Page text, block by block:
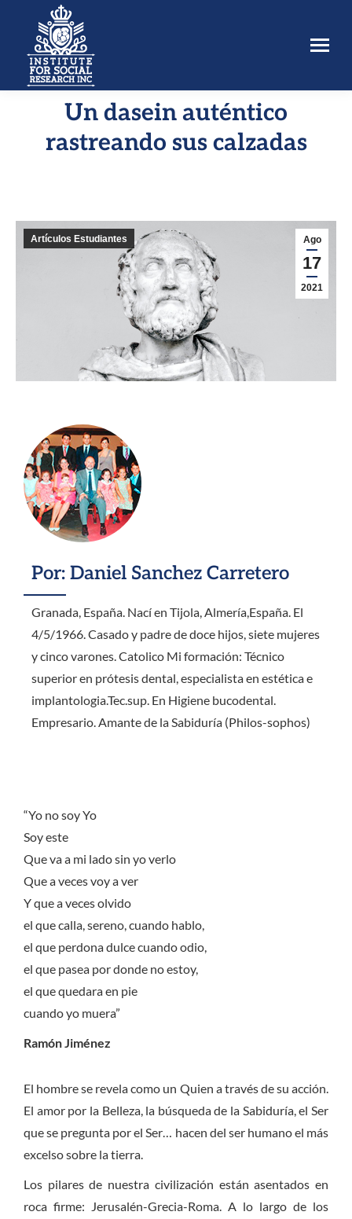
Un dasein auténtico
rastreando sus calzadas
Ago
17
2021
Artículos Estudiantes
Por: Daniel Sanchez Carretero
Granada, España. Nací en Tijola, Almería,España. El
4/5/1966. Casado y padre de doce hijos, siete mujeres
y cinco varones. Catolico Mi formación: Técnico
superior en prótesis dental, especialista en estética e
implantologia.Tec.sup. En Higiene bucodental.
Empresario. Amante de la Sabiduría (Philos-sophos)
“Yo no soy Yo
Soy este
Que va a mi lado sin yo verlo
Que a veces voy a ver
Y que a veces olvido
el que calla, sereno, cuando hablo,
el que perdona dulce cuando odio,
el que pasea por donde no estoy,
el que quedara en pie
cuando yo muera”
Ramón Jiménez
El hombre se revela como un Quien a través de su acción.
El amor por la Belleza, la búsqueda de la Sabiduría, el Ser
que se pregunta por el Ser… hacen del ser humano el más
excelso sobre la tierra.
Los pilares de nuestra civilización están asentados en
roca firme: Jerusalén-Grecia-Roma. A lo largo de los